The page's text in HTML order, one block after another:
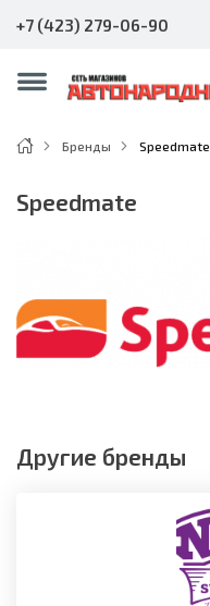
+7 (423) 279-06-90
Бренды Speedmate
Speedmate
Другие бренды